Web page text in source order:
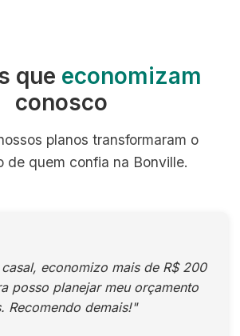
que economizam
conosco
planos transformaram o
de quem confia na Bonville.
economizo mais de R$ 200
posso planejar meu orçamento
Recomendo demais!"